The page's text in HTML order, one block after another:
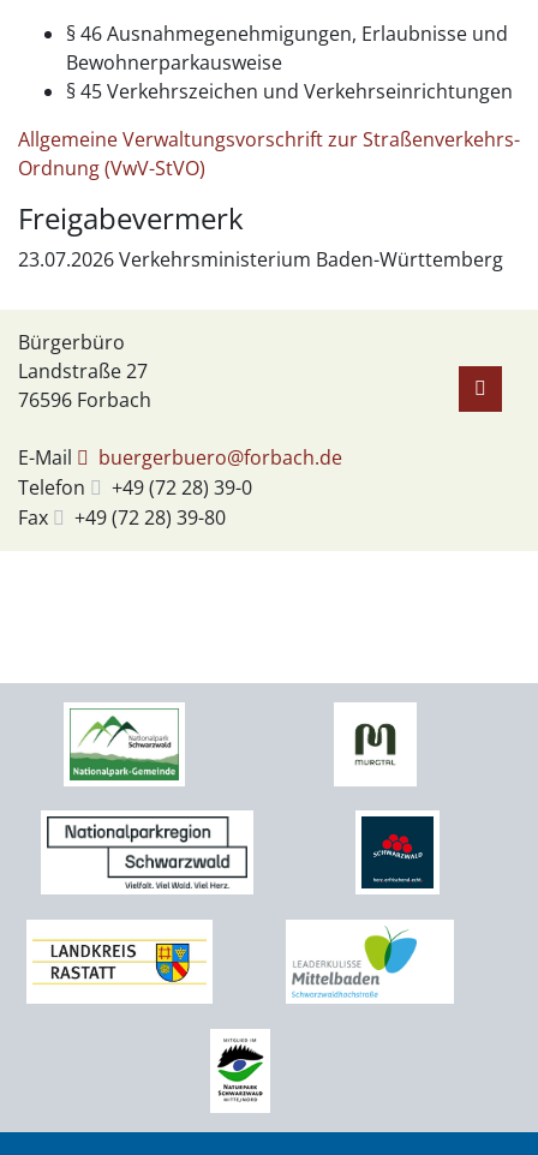
§ 46 Ausnahmegenehmigungen, Erlaubnisse und
Bewohnerparkausweise
§ 45 Verkehrszeichen und Verkehrseinrichtungen
Allgemeine Verwaltungsvorschrift zur Straßenverkehrs-
Ordnung (VwV-StVO)
Freigabevermerk
23.07.2026 Verkehrsministerium Baden-Württemberg
Bürgerbüro
Landstraße 27
76596 Forbach
E-Mail
buergerbuero@forbach.de
Telefon
+49 (7228) 39-0
Fax
+49 (7228) 39-80